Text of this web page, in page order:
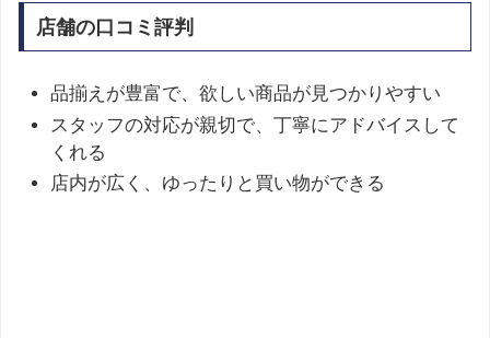
店舗の口コミ評判
品揃えが豊富で、欲しい商品が見つかりやすい​
スタッフの対応が親切で、丁寧にアドバイスして
くれる​
店内が広く、ゆったりと買い物ができる